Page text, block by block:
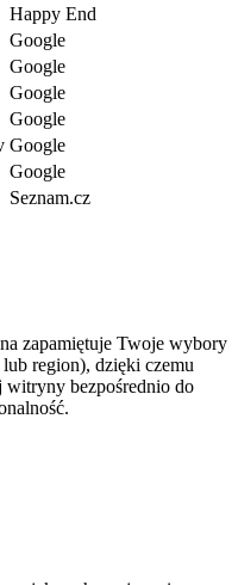
Happy End
Google
Google
Google
Google
Google
Google
Seznam.cz
zapamiętuje Twoje wybory
region), dzięki czemu
witryny bezpośrednio do